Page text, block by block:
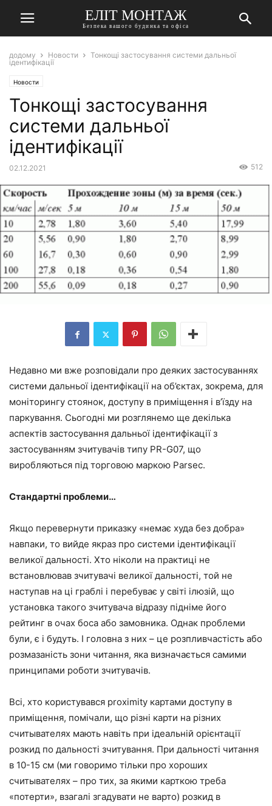
ЕЛІТ МОНТАЖ
Безпека вашого будинка та офіса
додому Новости
Тонкощі застосування системи дальньої
ідентифікації
Новости
Тонкощі застосування
системи дальньої
ідентифікації
02.12.2021 512
Недавно ми вже розповідали про деяких застосуваннях
системи дальньої ідентифікації на об’єктах, зокрема, для
моніторингу стоянок, доступу в приміщення і в’їзду на
паркування. Сьогодні ми розглянемо ще декілька
аспектів застосування дальньої ідентифікації з
застосуванням зчитувачів типу PR-G07, що
виробляються під торговою маркою Parsec.
Стандартні проблеми…
Якщо перевернути приказку «немає худа без добра»
навпаки, то вийде якраз про системи ідентифікації
великої дальності. Хто ніколи на практиці не
встановлював зчитувачі великої дальності, той не
наступав на ці граблі і перебуває у світі ілюзій, що
установка такого зчитувача відразу підніме його
рейтинг в очах боса або замовника. Однак проблеми
були, є і будуть. І головна з них – це розпливчастість або
розмазаність зони читання, яка визначається самими
принципами роботи зчитувачів.
Всі, хто користувався proximity картами доступу в
приміщення, помічали, що різні карти на різних
считывателях мають навіть при ідеальній орієнтації
розкид по дальності зчитування. При дальності читання
в 10-15 см (ми говоримо тільки про хороших
считывателях – про тих, за якими карткою треба
«потерти», взагалі згадувати не варто) розкид в